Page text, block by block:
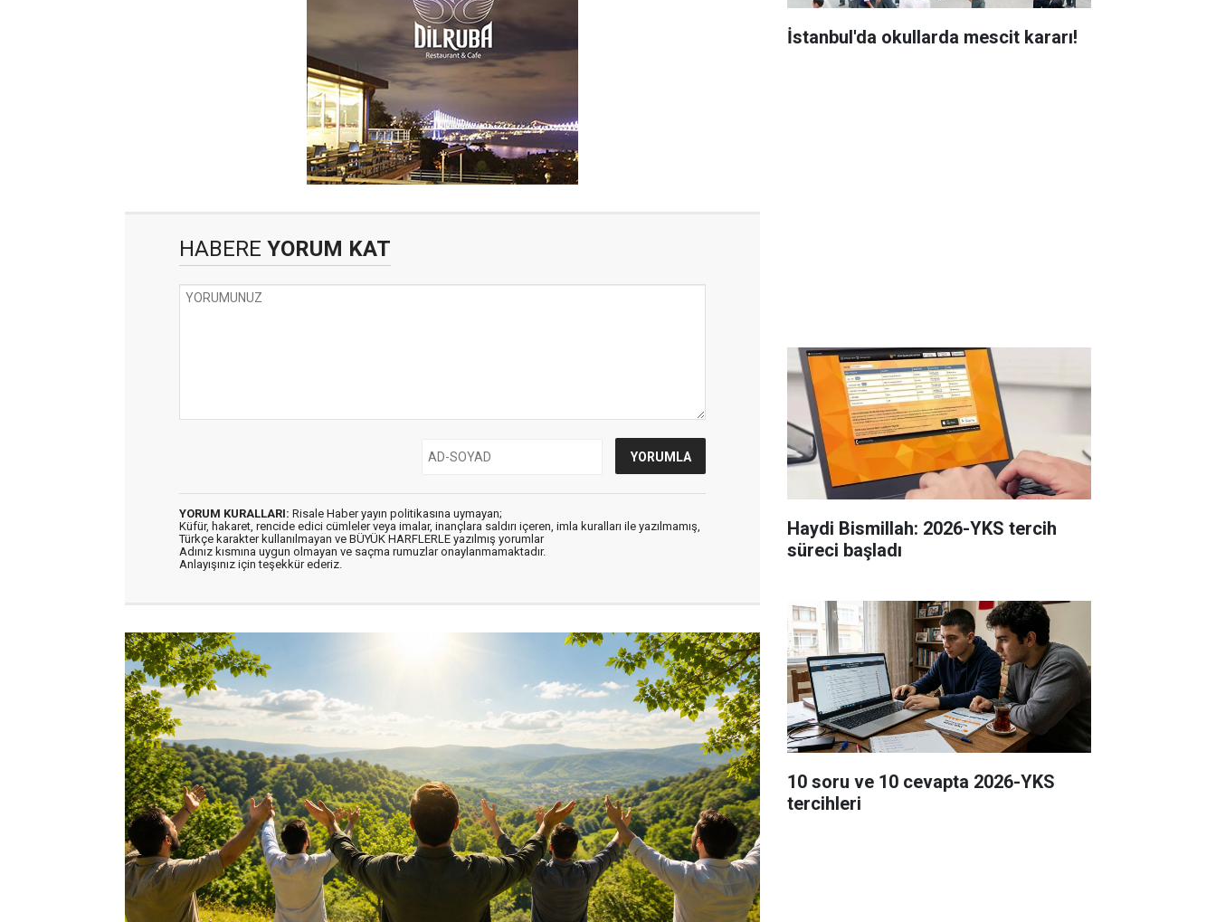
HABERE YORUM KAT
YORUM KURALLARI: Risale Haber yayın politikasına uymayan;
Küfür, hakaret, rencide edici cümleler veya imalar, inançlara saldırı içeren, imla kuralları ile yazılmamış,
Türkçe karakter kullanılmayan ve BÜYÜK HARFLERLE yazılmış yorumlar
Adınız kısmına uygun olmayan ve saçma rumuzlar onaylanmamaktadır.
Anlayışınız için teşekkür ederiz.
İstanbul'da okullarda mescit kararı!
Haydi Bismillah: 2026-YKS tercih
süreci başladı
10 soru ve 10 cevapta 2026-YKS
tercihleri